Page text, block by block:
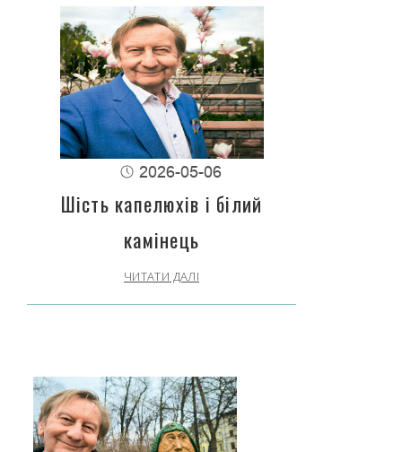
2026-05-06
Шість капелюхів і білий
камінець
ЧИТАТИ ДАЛІ